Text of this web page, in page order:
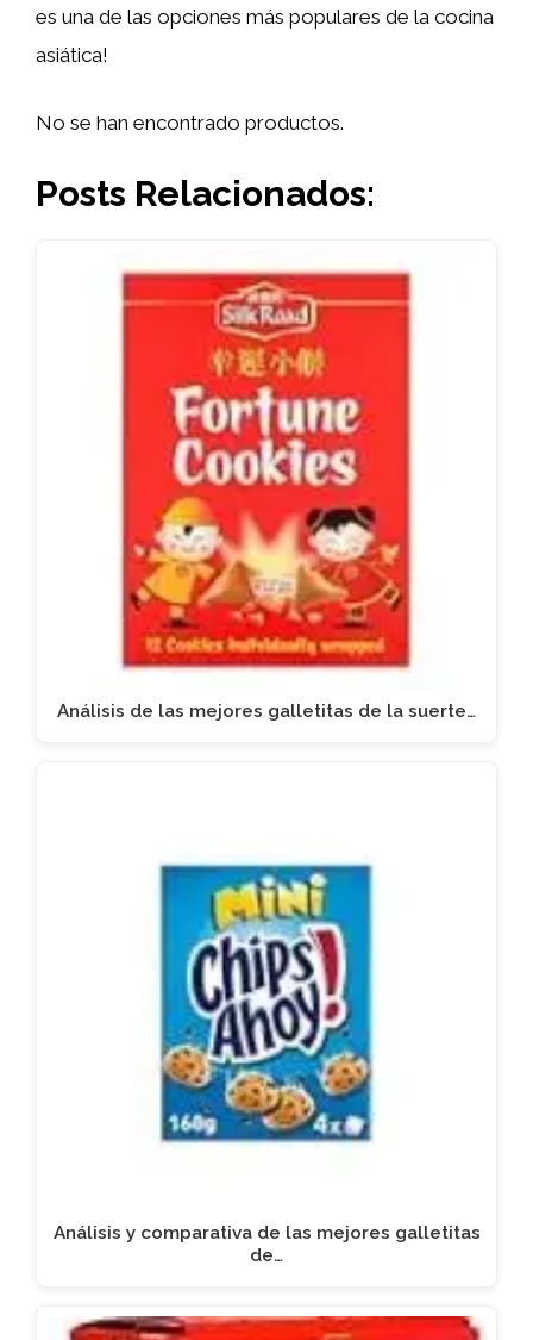
es una de las opciones más populares de la cocina
asiática!
No se han encontrado productos.
Posts Relacionados:
Análisis de las mejores galletitas de la suerte…
Análisis y comparativa de las mejores galletitas
de…